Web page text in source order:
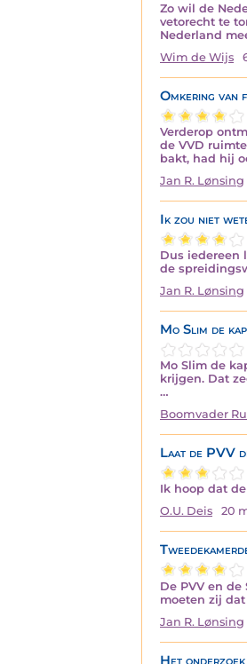
Zo wil de
vetorecht te
Nederland
Wim de Wijs
Omkering van
Verderop
de VVD
bakt, had hij
Jan R. Lønsing
Ik zou niet
Dus iedereen
de
Jan R. Lønsing
Mo Slim de
Mo Slim de
krijgen. Dat
…
Boomvader
Laat de PVV
Ik hoop dat
O.U. Deis
20
De PVV en
moeten zij
Jan R. Lønsing
Het